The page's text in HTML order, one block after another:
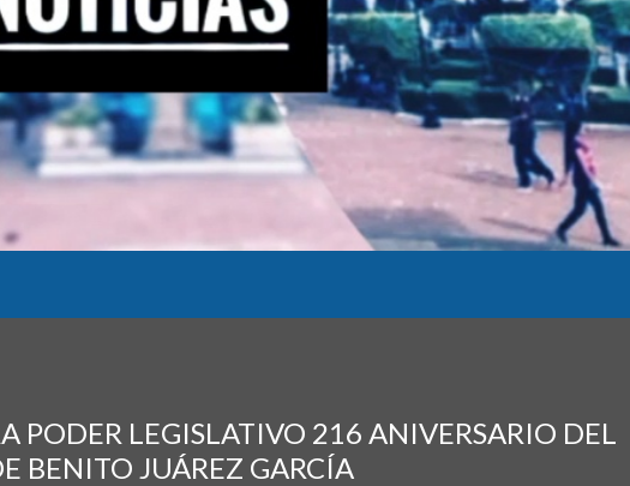
PODER LEGISLATIVO 216 ANIVERSARIO DEL
BENITO JUÁREZ GARCÍA